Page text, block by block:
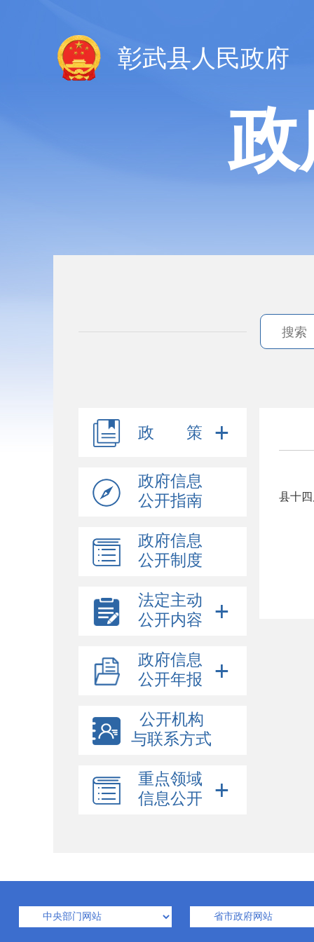
彰武县人民政府
政 策
政府信息
公开指南
政府信息
公开制度
法定主动
公开内容
政府信息
公开年报
公开机构
与联系方式
重点领域
信息公开
县十